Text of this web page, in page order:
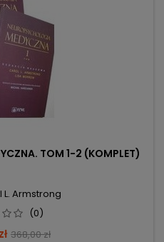
TOM 1-2 (KOMPLET)
Armstrong
(0)
Cena
368,00 zł